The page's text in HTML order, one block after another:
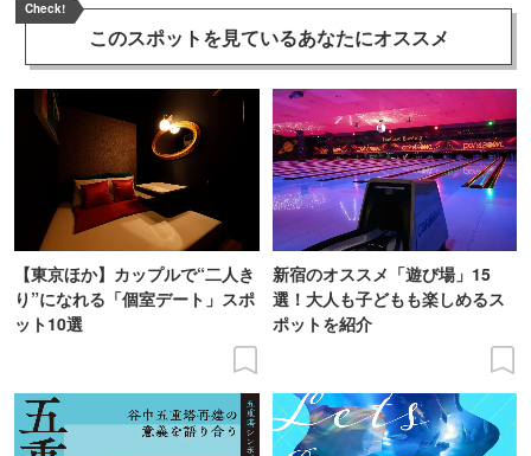
Check!
このスポットを見ているあなたにオススメ
【東京ほか】カップルで“二人き
り”になれる「個室デート」スポ
ット10選
新宿のオススメ「遊び場」15
選！大人も子どもも楽しめるス
ポットを紹介